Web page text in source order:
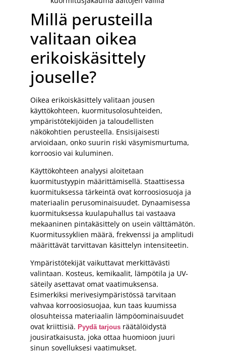
Millä perusteilla
valitaan oikea
erikoiskäsittely
jouselle?
Oikea erikoiskäsittely valitaan jousen
käyttökohteen, kuormitusolosuhteiden,
ympäristötekijöiden ja taloudellisten
näkökohtien perusteella. Ensisijaisesti
arvioidaan, onko suurin riski väsymismurtuma,
korroosio vai kuluminen.
Käyttökohteen analyysi aloitetaan
kuormitustyypin määrittämisellä. Staattisessa
kuormituksessa tärkeintä ovat korroosiosuoja ja
materiaalin perusominaisuudet. Dynaamisessa
kuormituksessa kuulapuhallus tai vastaava
mekaaninen pintakäsittely on usein välttämätön.
Kuormitussyklien määrä, frekvenssi ja amplitudi
määrittävät tarvittavan käsittelyn intensiteetin.
Ympäristötekijät vaikuttavat merkittävästi
valintaan. Kosteus, kemikaalit, lämpötila ja UV-
säteily asettavat omat vaatimuksensa.
Esimerkiksi merivesiympäristössä tarvitaan
vahvaa korroosiosuojaa, kun taas kuumissa
olosuhteissa materiaalin lämpöominaisuudet
ovat kriittisiä. Pyydä tarjous räätälöidystä
jousiratkaisusta, joka ottaa huomioon juuri
sinun sovelluksesi vaatimukset.